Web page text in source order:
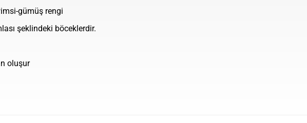
gümüş rengi
şeklindeki böceklerdir.
oluşur